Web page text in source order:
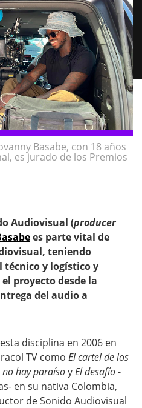
Basabe, con 18 años
es jurado de los Premios
Audiovisual (producer
es parte vital de
teniendo
técnico y logístico y
proyecto desde la
del audio a
disciplina en 2006 en
TV como El cartel de los
no hay paraísoyEl desafío-
en su nativa Colombia,
de Sonido Audiovisual